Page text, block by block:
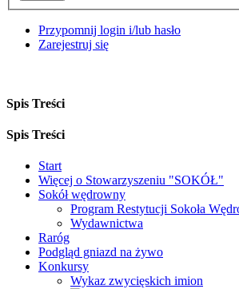
Przypomnij login i/lub hasło
Zarejestruj się
Spis Treści
Spis Treści
Start
Więcej o Stowarzyszeniu "SOKÓŁ"
Sokół wędrowny
Program Restytucji Sokoła
Wydawnictwa
Raróg
Podgląd gniazd na żywo
Konkursy
Wykaz zwycięskich imion